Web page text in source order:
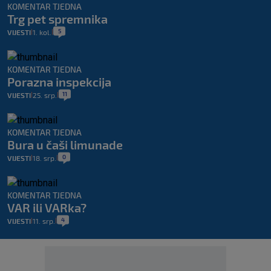
KOMENTAR TJEDNA
Trg pet spremnika
VIJESTI 1. kol. 5
KOMENTAR TJEDNA
Porazna inspekcija
VIJESTI 25. srp. 11
KOMENTAR TJEDNA
Bura u čaši limunade
VIJESTI 18. srp. 0
KOMENTAR TJEDNA
VAR ili VARka?
VIJESTI 11. srp. 4